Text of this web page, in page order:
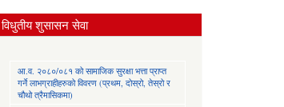
विधुतीय शुसासन सेवा
आ.व. २०८०/०८१ को सामाजिक सुरक्षा भत्ता प्राप्त
गर्ने लाभग्राहीहरुको विवरण (प्रथम, दोस्रो, तेस्रो र
चौथो त्रैमासिकमा)